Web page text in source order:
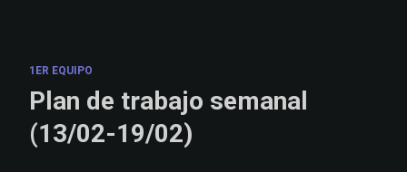
1ER EQUIPO
Plan de trabajo semanal
(13/02-19/02)